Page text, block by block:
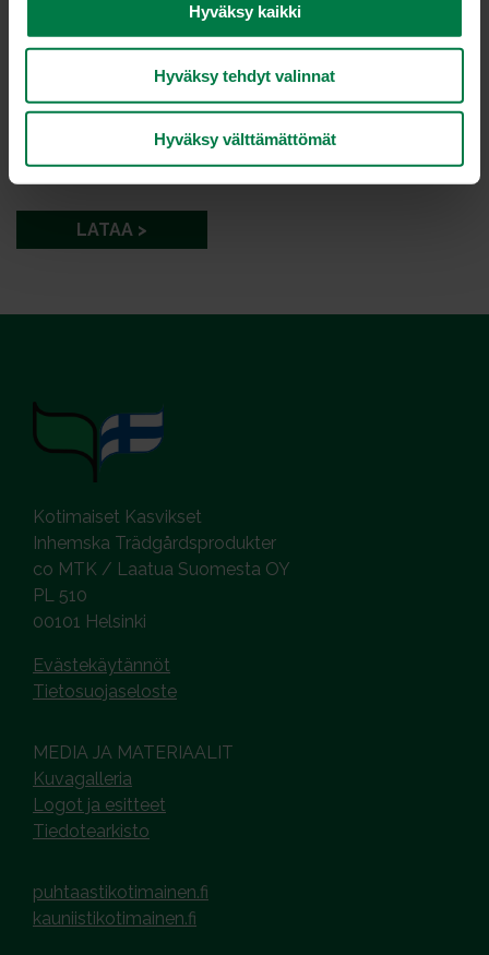
Hyväksy kaikki
Hyväksy tehdyt valinnat
Hyväksy välttämättömät
LATAA
Kotimaiset Kasvikset
Inhemska Trädgårdsprodukter
co MTK / Laatua Suomesta OY
PL 510
00101 Helsinki
Evästekäytännöt
Tietosuojaseloste
MEDIA JA MATERIAALIT
Kuvagalleria
Logot ja esitteet
Tiedotearkisto
puhtaastikotimainen.fi
kauniistikotimainen.fi